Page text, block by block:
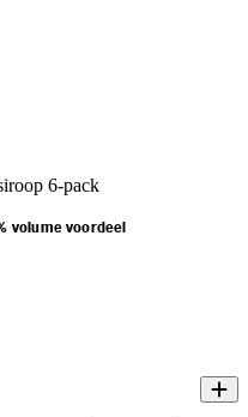
6-pack
volume voordeel